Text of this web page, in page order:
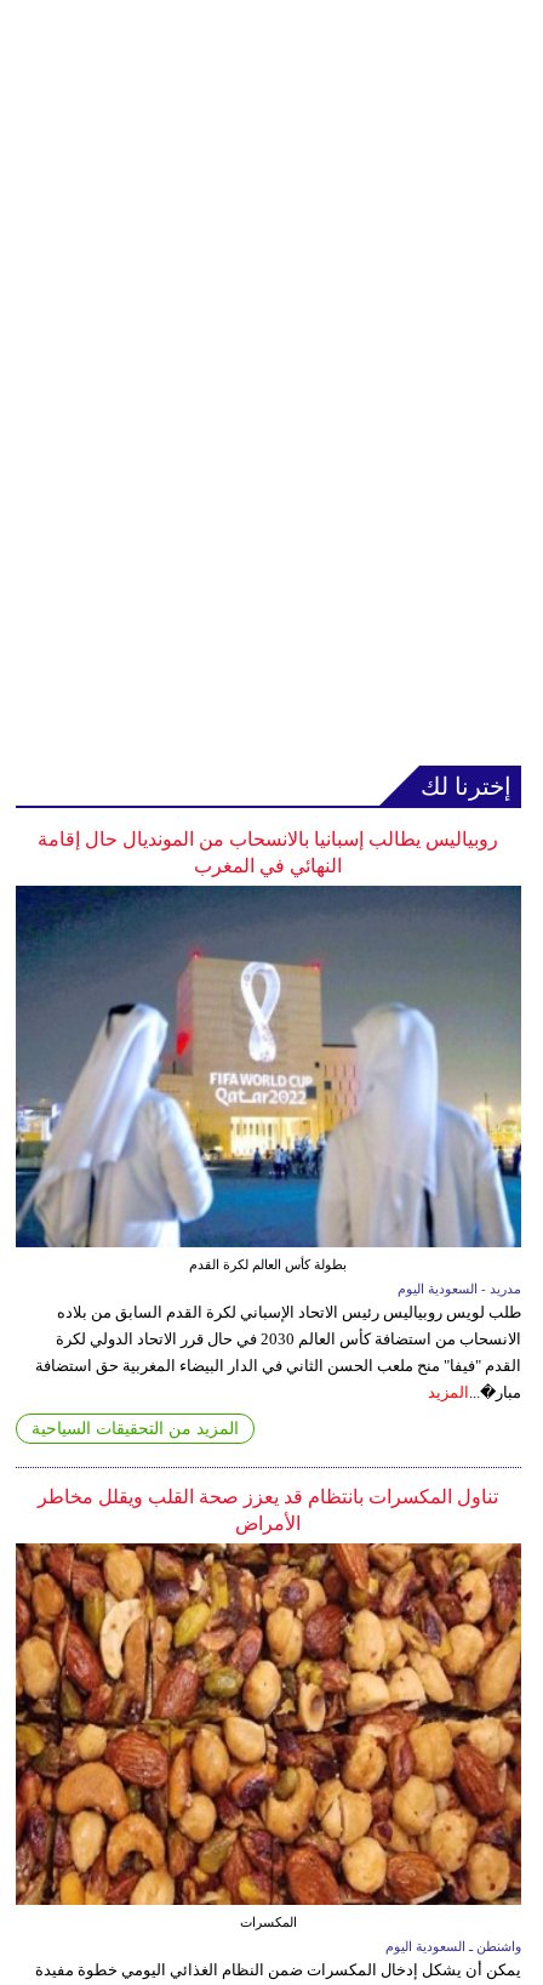
إخترنا لك
روبياليس يطالب إسبانيا بالانسحاب من المونديال حال إقامة
النهائي في المغرب
بطولة كأس العالم لكرة القدم
مدريد - السعودية اليوم
طلب لويس روبياليس رئيس الاتحاد الإسباني لكرة القدم السابق من بلاده
الانسحاب من استضافة كأس العالم 2030 في حال قرر الاتحاد الدولي لكرة
القدم "فيفا" منح ملعب الحسن الثاني في الدار البيضاء المغربية حق استضافة
مبار�...
المزيد
المزيد من التحقيقات السياحية
تناول المكسرات بانتظام قد يعزز صحة القلب ويقلل مخاطر
الأمراض
المكسرات
واشنطن ـ السعودية اليوم
يمكن أن يشكل إدخال المكسرات ضمن النظام الغذائي اليومي خطوة مفيدة